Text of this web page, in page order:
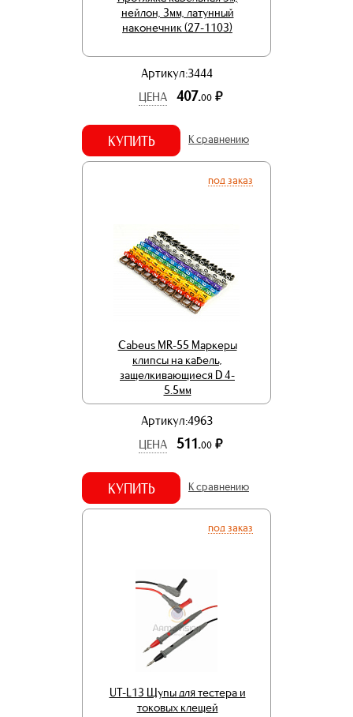
нейлон, 3мм, латунный
наконечник (27-1103)
Артикул:3444
ЦЕНА
407.00 р.
КУПИТЬ К сравнению
под заказ
Cabeus MR-55 Маркеры
клипсы на кабель,
защелкивающиеся D 4-
5.5мм
Артикул:4963
ЦЕНА
511.00 р.
КУПИТЬ К сравнению
под заказ
UT-L13 Щупы для тестера и
токовых клещей